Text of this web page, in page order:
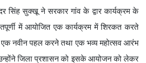
सिंह सुक्खू ने सरकार गांव के द्वार कार्यक्रम के
में आयोजित एक कार्यक्रम में शिरकत करते
में एक नवीन पहल करने तथा एक भव्य महोत्सव आरंभ
जिला प्रशासन को इसके आयोजन को लेकर